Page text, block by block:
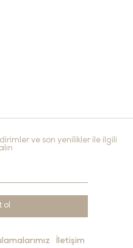
ve son yenilikler ile ilgili
ol
İletişim